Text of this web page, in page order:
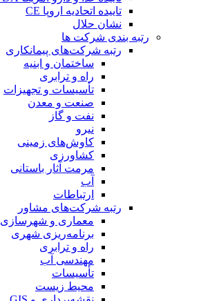
تاییده اتحادیه اروپا CE
نشان حلال
رتبه بندی شرکت ها
رتبه شرکت‌های پیمانکاری
ساختمان و ابنیه
راه و ترابری
تأسیسات و تجهیزات
صنعت و معدن
نفت و گاز
نیرو
کاوش‌های زمینی
کشاورزی
مرمت آثار باستانی
آب
ارتباطات
رتبه شرکت‌های مشاور
معماری و شهرسازی
برنامه‌ریزی شهری
راه و ترابری
مهندسی آب
تأسیسات
محیط زیست